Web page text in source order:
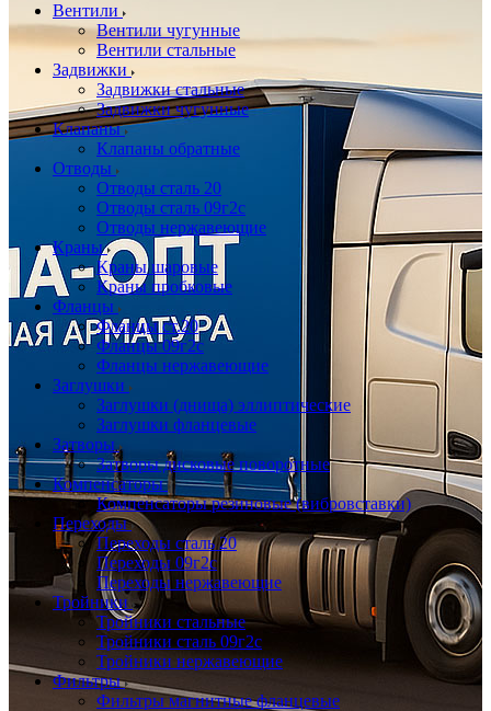
Вентили
Вентили чугунные
Вентили стальные
Задвижки
Задвижки стальные
Задвижки чугунные
Клапаны
Клапаны обратные
Отводы
Отводы сталь 20
Отводы сталь 09г2с
Отводы нержавеющие
Краны
Краны шаровые
Краны пробковые
Фланцы
Фланцы ст.20
Фланцы 09г2с
Фланцы нержавеющие
Заглушки
Заглушки (днища) эллиптические
Заглушки фланцевые
Затворы
Затворы дисковые поворотные
Компенсаторы
Компенсаторы резиновые (вибровставки)
Переходы
Переходы сталь 20
Переходы 09г2с
Переходы нержавеющие
Тройники
Тройники стальные
Тройники сталь 09г2с
Тройники нержавеющие
Фильтры
Фильтры магнитные фланцевые